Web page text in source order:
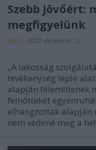
Szebb Jövőért:
megfigyelünk
TASZ • 2012. december 12.
„A lakosság
tevékenység leple
alapján félemlítenek
felnőtteket
elhangzottak alapján
nem védené meg a